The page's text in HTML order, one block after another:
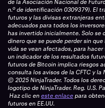
de la Asociación Nacional de
n.º de identificación 0309379). El
futuros y las divisas extranjeras
adecuados para todos los
has invertido inicialmente. Solo se
dinero que se puede perder sin
vida se vean afectados, para
un indicador de los resultados
futuros de Bitcoin implica riesgos
consulta los avisos de la CFTC y la
© 2025 NinjaTrader. Todos los
logotipo de NinjaTrader. Reg. U.S.
Haz clic eneste enlacepara
futuros en EE.UU.